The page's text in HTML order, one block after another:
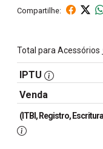
Compartilhe:
Total para Acessórios
IPTU
Venda
(ITBI, Registro,